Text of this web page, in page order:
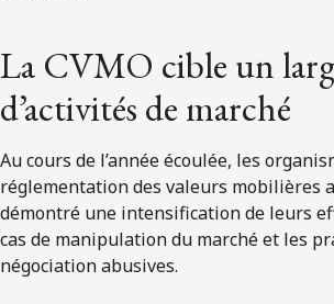
La CVMO cible un
d’activités de marché
Au cours de l’année écoulée, les
réglementation des valeurs mobilières
démontré une intensification de leurs
cas de manipulation du marché et les
négociation abusives.